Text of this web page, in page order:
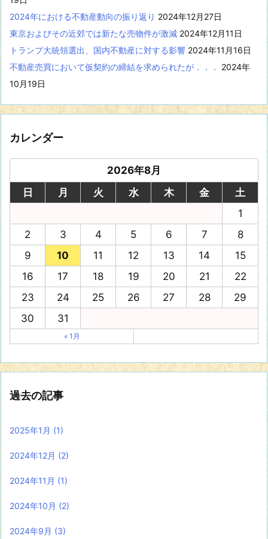
2024年における不動産動向の振り返り 2024年12月27日
東京およびその近郊では新たな売物件が激減 2024年12月11日
トランプ大統領選出、国内不動産に対する影響 2024年11月16日
不動産売買において仮契約の締結を求められたが．．．
2024年
10月19日
カレンダー
2026年8月
日
月 火 水 木 金
土
1
2
3 4 5 6 7
8
9
10 11 12 13 14
15
16
17 18 19 20 21
22
23
24 25 26 27 28
29
30
31
« 1月
過去の記事
2025年1月 (1)
2024年12月 (2)
2024年11月 (1)
2024年10月 (2)
2024年9月 (3)